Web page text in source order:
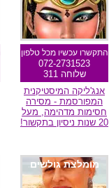
התקשרו עכשיו מכל טלפון
072-2731523
שלוחה 311
אנג'ליקה המיסטיקנית
המפורסמת - מסירה
חסימות מדהימה, מעל
20 שנות ניסיון בתקשור!
מומלצת גולשים